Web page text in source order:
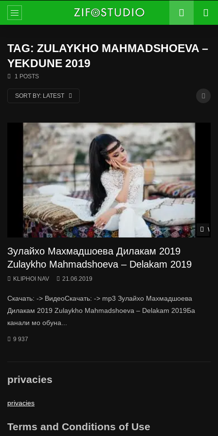
TAG: ZULAYKHO MAHMADSHOEVA –
YEKDUNE 2019
1 POSTS
SORT BY: LATEST
Зулайхо Махмадшоева Дилакам 2019
Zulaykho Mahmadshoeva – Delakam 2019
KLIPHOI NAV 21.06.2019
Скачать: -> ВидеоСкачать: -> mp3 Зулайхо Махмадшоева
Дилакам 2019 Zulaykho Mahmadshoeva – Delakam 2019Ба
канали мо обуна...
9 937
privacies
privacies
Terms and Conditions of Use